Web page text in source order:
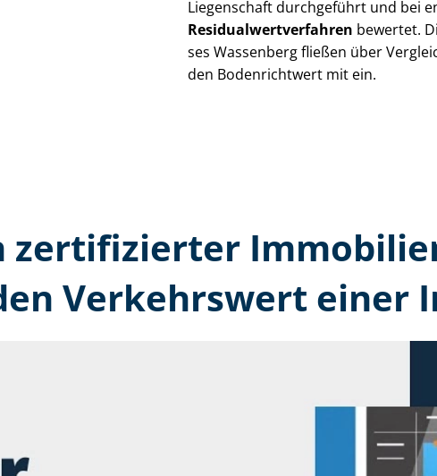
Liegenschaft durchgeführt und bei
Re­si­du­al­wert­ver­fah­ren bewertet.
ses Wassenberg fließen über
den Bodenrichtwert mit ein.
zertifizierter
Verkehrswert einer